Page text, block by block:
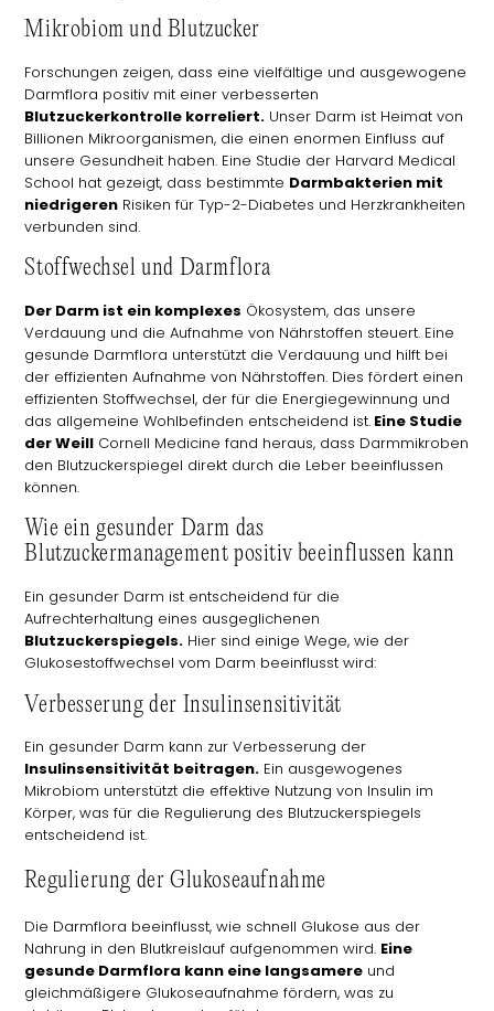
Mikrobiom und Blutzucker
Forschungen zeigen, dass eine vielfältige und ausgewogene
Darmflora positiv mit einer verbesserten
Blutzuckerkontrolle korreliert. Unser Darm ist Heimat von
Billionen Mikroorganismen, die einen enormen Einfluss auf
unsere Gesundheit haben. Eine Studie der Harvard Medical
School hat gezeigt, dass bestimmte Darmbakterien mit
niedrigeren Risiken für Typ-2-Diabetes und Herzkrankheiten
verbunden sind.
Stoffwechsel und Darmflora
Der Darm ist ein komplexes Ökosystem, das unsere
Verdauung und die Aufnahme von Nährstoffen steuert. Eine
gesunde Darmflora unterstützt die Verdauung und hilft bei
der effizienten Aufnahme von Nährstoffen. Dies fördert einen
effizienten Stoffwechsel, der für die Energiegewinnung und
das allgemeine Wohlbefinden entscheidend ist. Eine Studie
der Weill Cornell Medicine fand heraus, dass Darmmikroben
den Blutzuckerspiegel direkt durch die Leber beeinflussen
können.
Wie ein gesunder Darm das
Blutzuckermanagement positiv beeinflussen kann
Ein gesunder Darm ist entscheidend für die
Aufrechterhaltung eines ausgeglichenen
Blutzuckerspiegels. Hier sind einige Wege, wie der
Glukosestoffwechsel vom Darm beeinflusst wird:
Verbesserung der Insulinsensitivität
Ein gesunder Darm kann zur Verbesserung der
Insulinsensitivität beitragen. Ein ausgewogenes
Mikrobiom unterstützt die effektive Nutzung von Insulin im
Körper, was für die Regulierung des Blutzuckerspiegels
entscheidend ist.
Regulierung der Glukoseaufnahme
Die Darmflora beeinflusst, wie schnell Glukose aus der
Nahrung in den Blutkreislauf aufgenommen wird. Eine
gesunde Darmflora kann eine langsamere und
gleichmäßigere Glukoseaufnahme fördern, was zu